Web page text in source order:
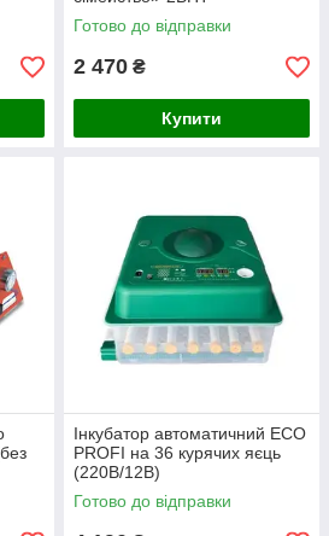
Готово до відправки
2 470 ₴
Купити
Інкубатор автоматичний ECO
PROFI на 36 курячих яєць
(220В/12В)
Готово до відправки